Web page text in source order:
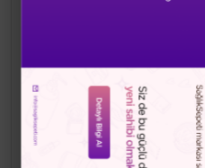
AVENE TERMAL
AQUA). C12-15
GLİKOL.
METİLEN BİS-